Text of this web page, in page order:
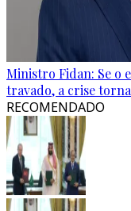
Ministro Fidan: Se o
travado, a crise
RECOMENDADO